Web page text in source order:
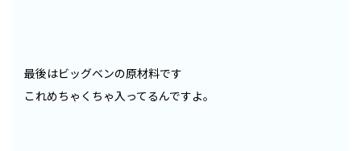
最後はビッグベンの原材料です
これめちゃくちゃ入ってるんですよ。